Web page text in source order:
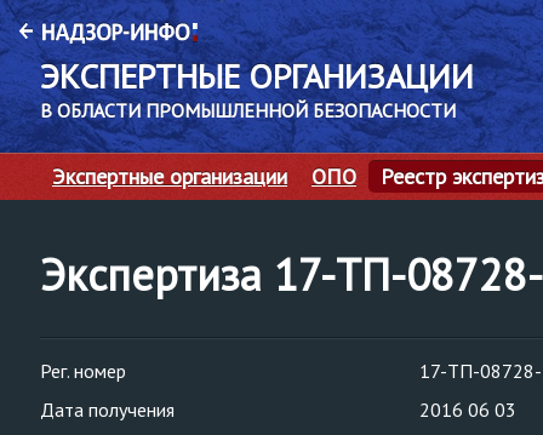
ЭКСПЕРТНЫЕ ОРГАНИЗАЦИИ
В ОБЛАСТИ ПРОМЫШЛЕННОЙ БЕЗОПАСНОСТИ
Экспертные организации ОПО Реестр
Экспертиза 17-ТП-
Рег. номер
17-ТП-
Дата получения
2016 06 03